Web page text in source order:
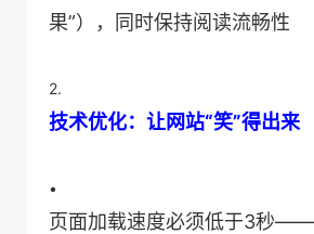
果”），同时保持阅读流畅性
2.
​技术优化：让网站“笑”得出来​
•
页面加载速度必须低于3秒